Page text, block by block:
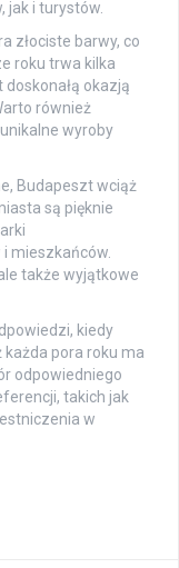
jak i turystów.
złociste barwy, co
roku trwa kilka
okazją
również
wyroby
Budapeszt wciąż
są pięknie
mieszkańców.
także wyjątkowe
kiedy
pora roku ma
odpowiedniego
takich jak
w